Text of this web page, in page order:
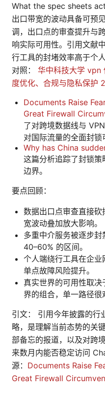
What the spec sheets
出口带宽的波动具备可预
调，出口点的审查提升与
响实际可用性。引用文献
行工具的封堵效率高于个
对照： 华中科技大学 vpn
度优化、合规与隐私保护
Documents Raise
Great Firewall
了对跨境数据线与
对国际流量的全面封锁
Why has China
这篇分析追踪了封锁
边界。
要点回顾：
数据出口点审查直接
宽波动叠加放大影响。
多重中介服务被逐步
40–60% 的区间。
个人端绕行工具在企业
单点故障风险提升。
真实世界的可用性取
界的组合，单一路径很
引文： 引用今年披露的行
略，是理解当前态势的关
部备忘的报道，以及对跨
来数月内能否稳定访问
源： Documents Raise
Great Firewall